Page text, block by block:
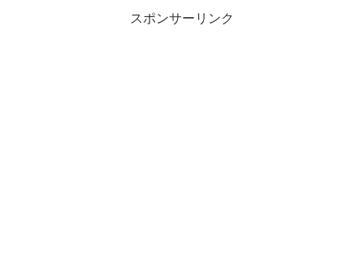
スポンサーリンク